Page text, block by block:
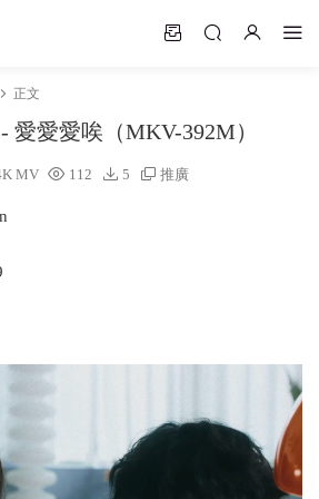
正文
愛愛愛唉（MKV-392M）
MV 112 5 推廣